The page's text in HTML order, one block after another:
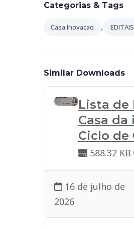
Categorias & Tags
Casa Inovacao , EDITAIS
Similar Downloads
Lista de
Casa da
Ciclo de
588.32 KB
16 de julho de
2026